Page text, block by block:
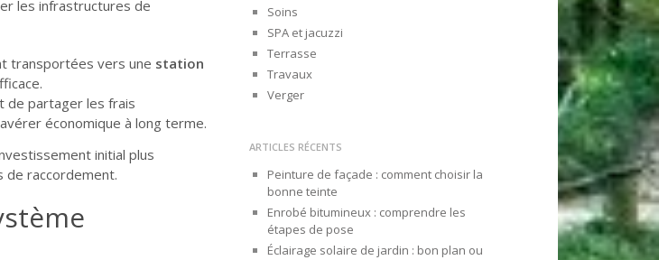
les infrastructures de
transportées vers une station
de partager les frais
économique à long terme.
initial plus
raccordement.
Soins
SPA et jacuzzi
Terrasse
Travaux
Verger
ARTICLES RÉCENTS
Peinture de façade : comment choisir la
bonne teinte
Enrobé bitumineux : comprendre les
étapes de pose
Éclairage solaire de jardin : bon plan ou